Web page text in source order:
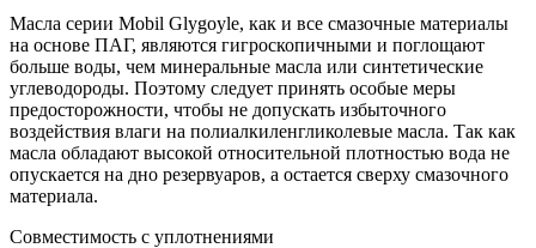
Масла серии Mobil Glygoyle, как и все смазочные материалы
на основе ПАГ, являются гигроскопичными и поглощают
больше воды, чем минеральные масла или синтетические
углеводороды. Поэтому следует принять особые меры
предосторожности, чтобы не допускать избыточного
воздействия влаги на полиалкиленгликолевые масла. Так как
масла обладают высокой относительной плотностью вода не
опускается на дно резервуаров, а остается сверху смазочного
материала.
Совместимость с уплотнениями